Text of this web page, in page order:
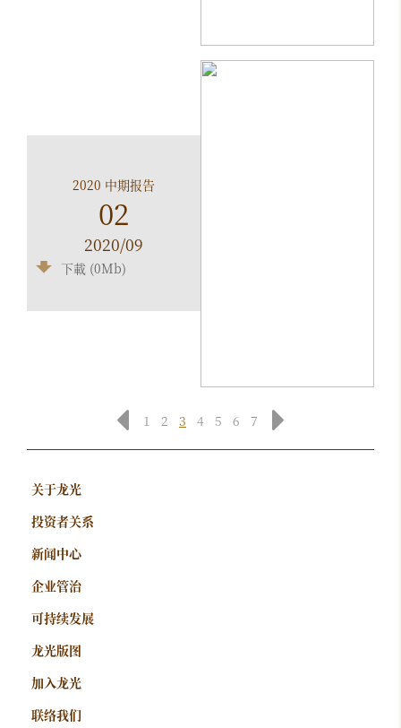
2020 中期报告
02
2020/09
下載 (0Mb)
1 2 3 4 5 6 7
关于龙光
投资者关系
新闻中心
企业管治
可持续发展
龙光版图
加入龙光
联络我们